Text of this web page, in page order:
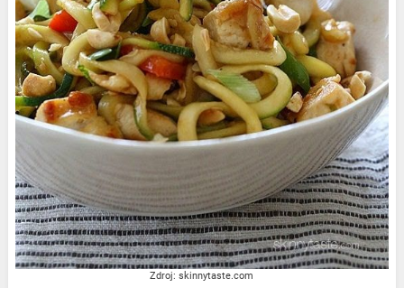
Zdroj: skinnytaste.com